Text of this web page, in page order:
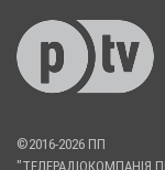
©2016-2026 ПП
"ТЕЛЕРАДІОКОМПАНІЯ